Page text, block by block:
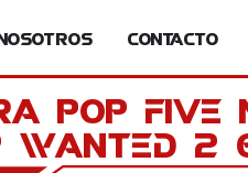
Contacto
POP
Wanted